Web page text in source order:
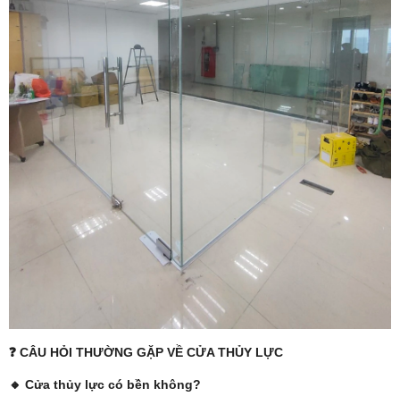
❓ CÂU HỎI THƯỜNG GẶP VỀ CỬA THỦY LỰC
🔸 Cửa thủy lực có bền không?